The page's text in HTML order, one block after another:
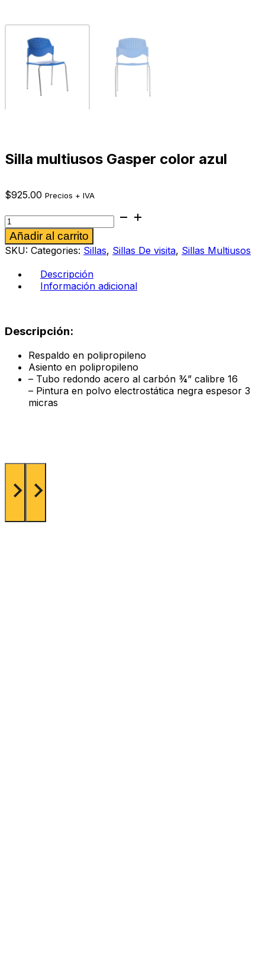
Silla multiusos Gasper color azul
$925.00 Precios + IVA
Silla
multiusos
Gasper
color
azul
Añadir al carrito
SKU: Categories: Sillas, Sillas De visita, Sillas Multiusos
Descripción
Información adicional
Descripción:
Respaldo en polipropileno
Asiento en polipropileno
– Tubo redondo acero al carbón ¾” calibre 16
– Pintura en polvo electrostática negra espesor 3
micras